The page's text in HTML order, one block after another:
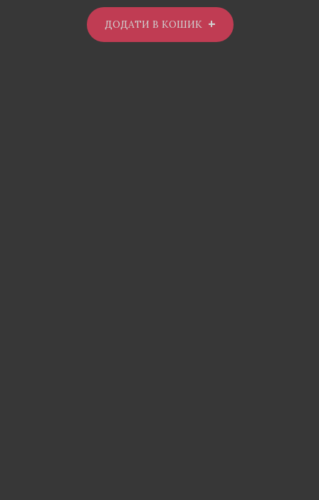
ДОДАТИ В КОШИК